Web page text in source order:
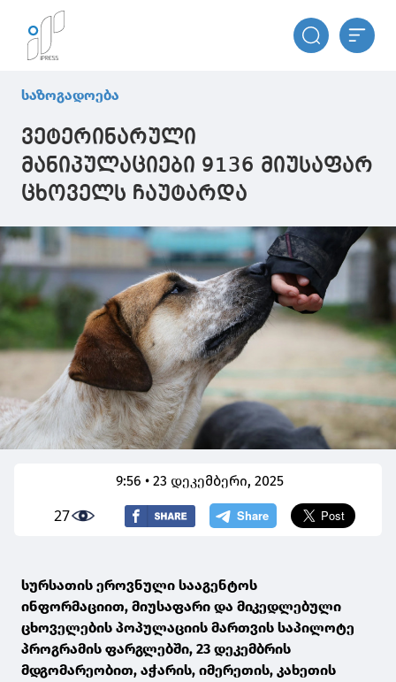
საზოგადოება
ვეტერინარული
მანიპულაციები 9136 მიუსაფარ
ცხოველს ჩაუტარდა
9:56 • 23 დეკემბერი, 2025
27
სურსათის ეროვნული სააგენტოს
ინფორმაციით, მიუსაფარი და მიკედლებული
ცხოველების პოპულაციის მართვის საპილოტე
პროგრამის ფარგლებში, 23 დეკემბრის
მდგომარეობით, აჭარის, იმერეთის, კახეთის